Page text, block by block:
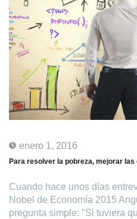
enero 1, 2016
Para resolver la pobreza, mejorar
Cuando hace unos días
Nobel de Economía 2015
pregunta simple: "Si tuviera